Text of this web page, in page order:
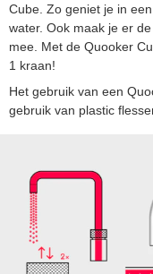
Cube. Zo geniet je in
water. Ook maak je er
mee. Met de Quooker
1 kraan!
Het gebruik van een
gebruik van plastic